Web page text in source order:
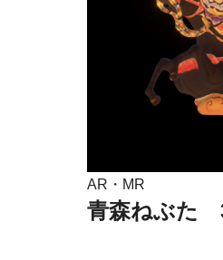
AR・MR
青森ねぶた